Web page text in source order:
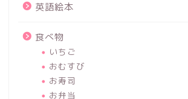
英語絵本
食べ物
いちご
おむすび
お寿司
お弁当